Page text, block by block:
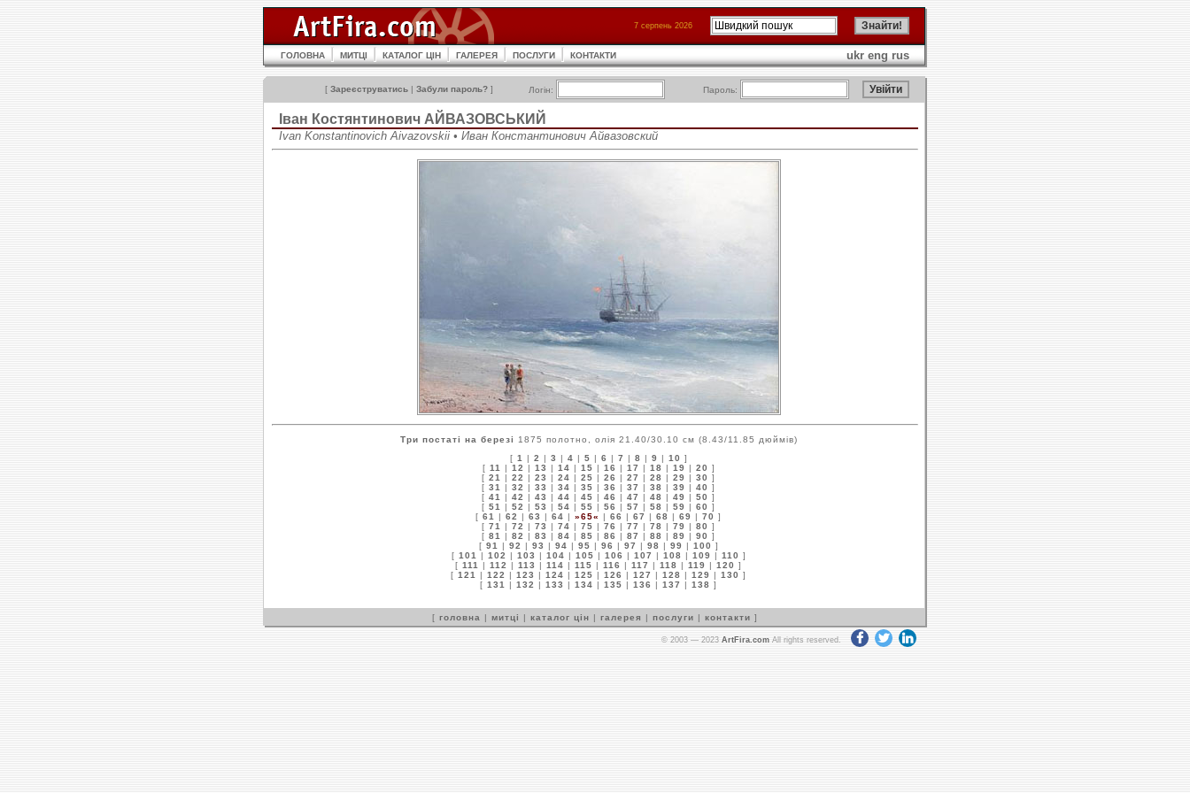
7 серпень 2026
ГОЛОВНА МИТЦІ КАТАЛОГ ЦІН ГАЛЕРЕЯ ПОСЛУГИ КОНТАКТИ ukr eng rus
[ Зареєструватись | Забули пароль? ] Логін: Пароль:
Іван Костянтинович АЙВАЗОВСЬКИЙ
Ivan Konstantinovich Aivazovskii • Иван Константинович Айвазовский
Три постаті на березі
1875 полотно, олія 21.40/30.10 см (8.43/11.85 дюймів)
[ 1 | 2 | 3 | 4 | 5 | 6 | 7 | 8 | 9 | 10 ]
[ 11 | 12 | 13 | 14 | 15 | 16 | 17 | 18 | 19 | 20 ]
[ 21 | 22 | 23 | 24 | 25 | 26 | 27 | 28 | 29 | 30 ]
[ 31 | 32 | 33 | 34 | 35 | 36 | 37 | 38 | 39 | 40 ]
[ 41 | 42 | 43 | 44 | 45 | 46 | 47 | 48 | 49 | 50 ]
[ 51 | 52 | 53 | 54 | 55 | 56 | 57 | 58 | 59 | 60 ]
[ 61 | 62 | 63 | 64 | »65« | 66 | 67 | 68 | 69 | 70 ]
[ 71 | 72 | 73 | 74 | 75 | 76 | 77 | 78 | 79 | 80 ]
[ 81 | 82 | 83 | 84 | 85 | 86 | 87 | 88 | 89 | 90 ]
[ 91 | 92 | 93 | 94 | 95 | 96 | 97 | 98 | 99 | 100 ]
[ 101 | 102 | 103 | 104 | 105 | 106 | 107 | 108 | 109 | 110 ]
[ 111 | 112 | 113 | 114 | 115 | 116 | 117 | 118 | 119 | 120 ]
[ 121 | 122 | 123 | 124 | 125 | 126 | 127 | 128 | 129 | 130 ]
[ 131 | 132 | 133 | 134 | 135 | 136 | 137 | 138 ]
[ головна | митці | каталог цін | галерея | послуги | контакти ]
© 2003 — 2023 ArtFira.com All rights reserved.